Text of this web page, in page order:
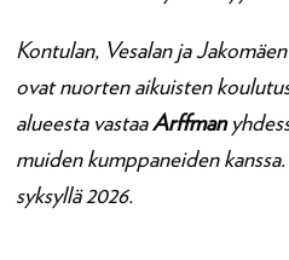
Kontulan, Vesalan ja
ovat nuorten aikuisten
alueesta vastaaArffman
muiden kumppaneiden kanssa.
syksyllä 2026.